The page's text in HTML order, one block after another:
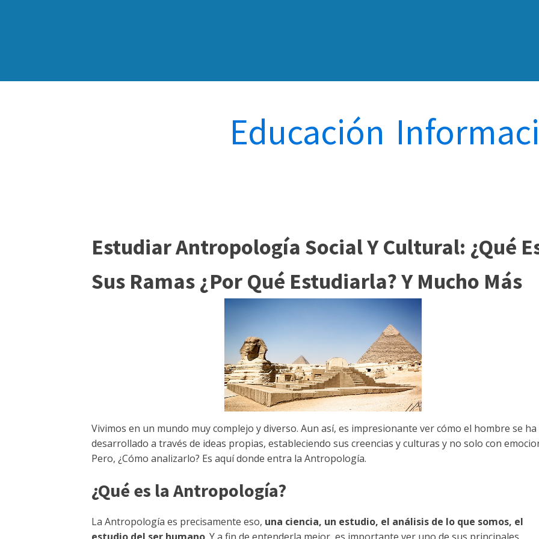
Educación
Estudiar Antropología Social Y Cultural: ¿Qué
Sus Ramas ¿Por Qué Estudiarla? Y Mucho Más
Vivimos en un mundo muy complejo y diverso. Aun así, es impresionante ver cómo el hombre se ha
desarrollado a través de ideas propias, estableciendo sus creencias y culturas y no solo con
Pero, ¿Cómo analizarlo? Es aquí donde entra la Antropología.
¿Qué es la Antropología?
La Antropología es precisamente eso, una ciencia, un estudio, el análisis de lo que somos, el